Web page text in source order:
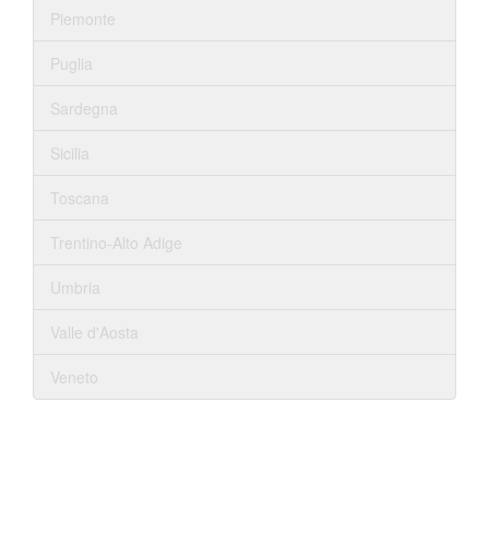
Piemonte
Puglia
Sardegna
Sicilia
Toscana
Trentino-Alto Adige
Umbria
Valle d'Aosta
Veneto